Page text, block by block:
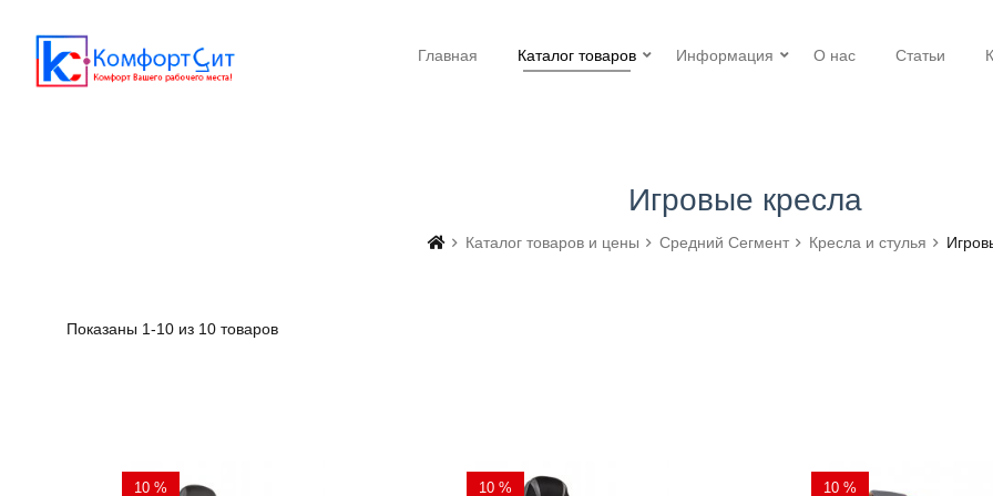
Главная Каталог товаров Информация О нас Статьи
Игровые кресла
Каталог товаров и цены Средний Сегмент Кресла и стулья
Показаны 1-10 из 10 товаров
10 % 10 % 10 %